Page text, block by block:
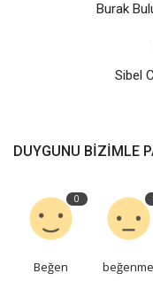
Burak
Sibel
DUYGUNU BIZIMLE
0
Beğen beğenme